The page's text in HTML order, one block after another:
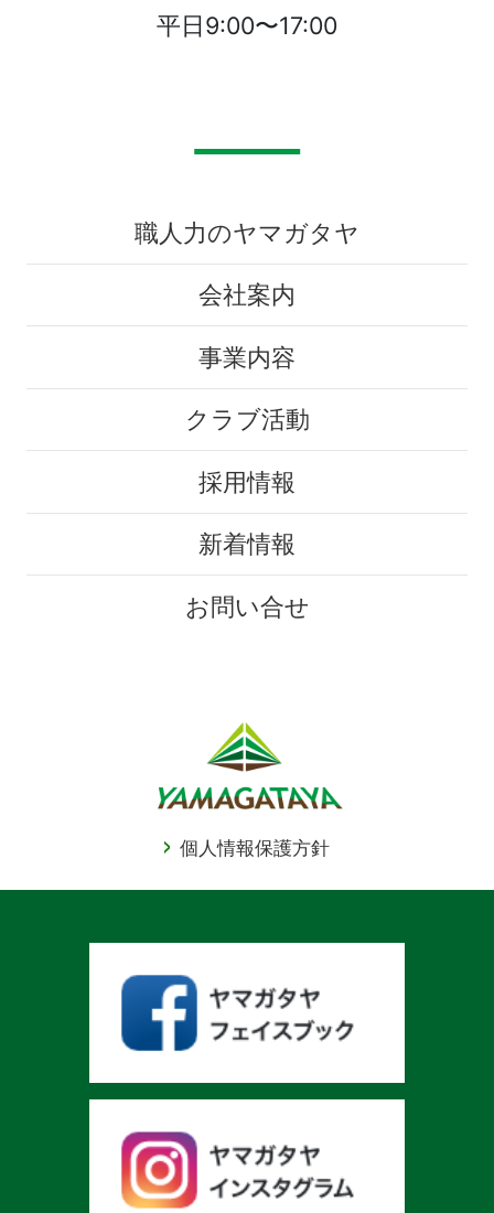
平日9:00〜17:00
職人力のヤマガタヤ
会社案内
事業内容
クラブ活動
採用情報
新着情報
お問い合せ
個人情報保護方針